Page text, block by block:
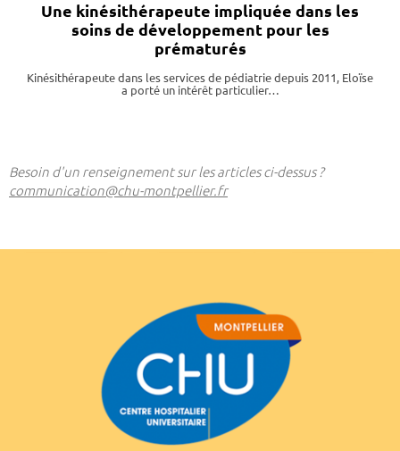
Une kinésithérapeute impliquée dans les
soins de développement pour les
prématurés
Kinésithérapeute dans les services de pédiatrie depuis 2011, Eloïse
a porté un intérêt particulier…
Besoin d'un renseignement sur les articles ci-dessus ?
communication@chu-montpellier.fr